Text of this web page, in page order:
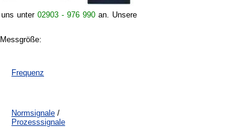
uns unter02903 - 976 990 an. Unsere
Frequenz
Normsignale /
Prozesssignale